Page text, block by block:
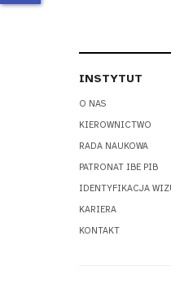
INSTYTUT
O NAS
KIEROWNICTWO
RADA NAUKOWA
PATRONAT IBE PIB
IDENTYFIKACJA
KARIERA
KONTAKT